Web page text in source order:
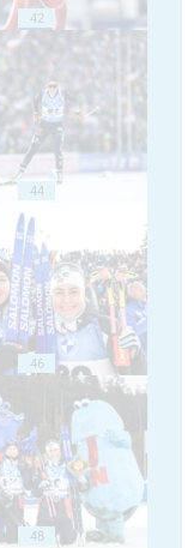
42
44
46
48